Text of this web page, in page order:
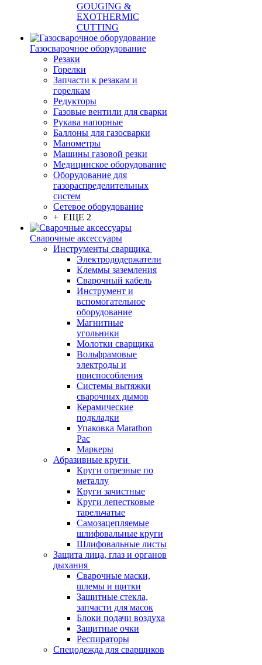
GOUGING &
EXOTHERMIC
CUTTING
Газосварочное оборудование
Резаки
Горелки
Запчасти к резакам и
горелкам
Редукторы
Газовые вентили для сварки
Рукава напорные
Баллоны для газосварки
Манометры
Машины газовой резки
Медицинское оборудование
Оборудование для
газораспределительных
систем
Сетевое оборудование
+ ЕЩЕ 2
Сварочные аксессуары
Инструменты сварщика
Электрододержатели
Клеммы заземления
Сварочный кабель
Инструмент и
вспомогательное
оборудование
Магнитные
угольники
Молотки сварщика
Вольфрамовые
электроды и
приспособления
Системы вытяжки
сварочных дымов
Керамические
подкладки
Упаковка Marathon
Pac
Маркеры
Абразивные круги
Круги отрезные по
металлу
Круги зачистные
Круги лепестковые
тарельчатые
Самозацепляемые
шлифовальные круги
Шлифовальные листы
Защита лица, глаз и органов
дыхания
Сварочные маски,
шлемы и щитки
Защитные стекла,
запчасти для масок
Блоки подачи воздуха
Защитные очки
Респираторы
Спецодежда для сварщиков